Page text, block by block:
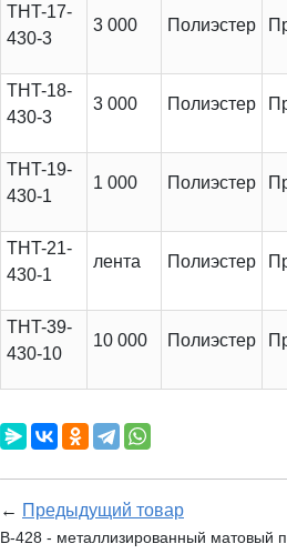
THT-17-
430-3
3 000 Полиэстер
THT-18-
430-3
3 000 Полиэстер
THT-19-
430-1
1 000 Полиэстер
THT-21-
430-1
лента Полиэстер
THT-39-
430-10
10 000 Полиэстер
← Предыдущий товар
B-428 - металлизированный матовый